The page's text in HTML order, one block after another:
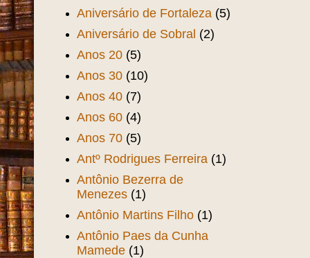
Aniversário de Fortaleza (5)
Aniversário de Sobral (2)
Anos 20 (5)
Anos 30 (10)
Anos 40 (7)
Anos 60 (4)
Anos 70 (5)
Antº Rodrigues Ferreira (1)
Antônio Bezerra de
Menezes (1)
Antônio Martins Filho (1)
Antônio Paes da Cunha
Mamede (1)